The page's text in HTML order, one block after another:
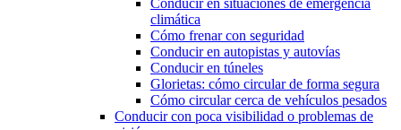
Conducir en situaciones de emergencia
climática
Cómo frenar con seguridad
Conducir en autopistas y autovías
Conducir en túneles
Glorietas: cómo circular de forma segura
Cómo circular cerca de vehículos pesados
Conducir con poca visibilidad o problemas de